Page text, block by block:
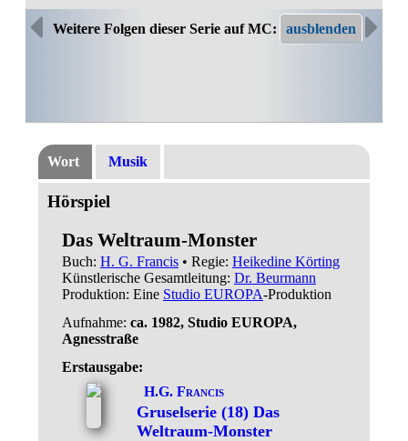
Weitere Folgen dieser Serie auf MC:
Wort Musik
Hörspiel
Das Weltraum-Monster
Buch: H. G. Francis• Regie: Heikedine Körting
Künstlerische Gesamtleitung: Dr. Beurmann
Produktion: Eine Studio EUROPA-Produktion
Aufnahme: ca. 1982, Studio EUROPA,
Agnesstraße
Erstausgabe:
H.G. Francis
Gruselserie (18) Das
Weltraum-Monster